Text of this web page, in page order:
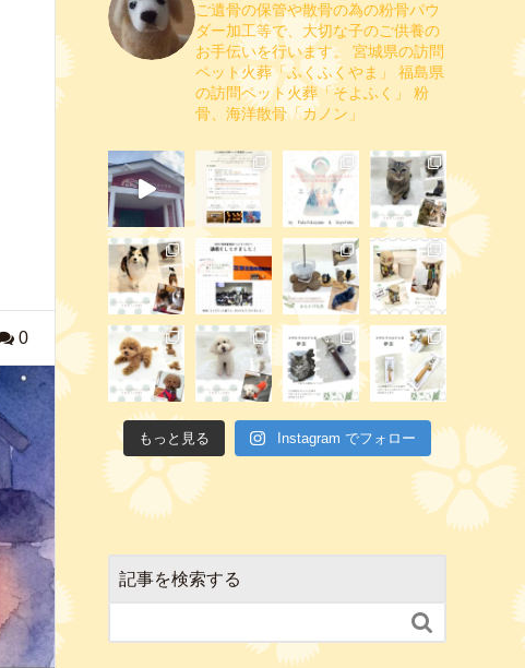
0
ご遺骨の保管や散骨の為の粉骨パウ
ダー加工等で、大切な子のご供養の
お手伝いを行います。
宮城県の訪問
ペット火葬「ふくふくやま」
福島県
の訪問ペット火葬「そよふく」
粉
骨、海洋散骨「カノン」
もっと見る Instagram でフォロー
記事を検索する
